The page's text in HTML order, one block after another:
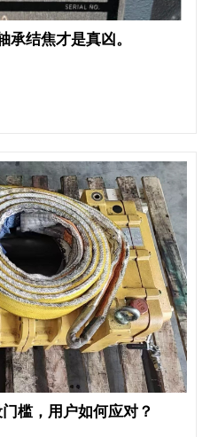
承结焦才是真凶。
槛，用户如何应对？